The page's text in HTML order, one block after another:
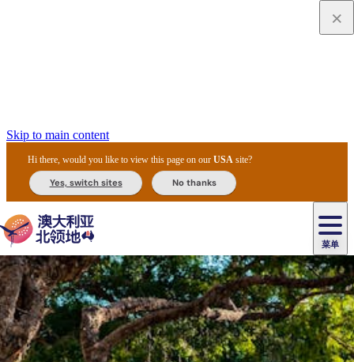
Skip to main content
Hi there, would you like to view this page on ourUSA site?
Yes, switch sites No thanks
菜单
主
导
达
尔
文
爱
丽
斯
泉
乌
鲁
鲁
卡
卡
杜
国
家
公
园
李
治
菲
特
国
家
公
瓦
塔
卡
国
家
公
提
东
阿
马
塔
尼
特
米
鲁
卡
鲁
卡
鲁
/
魔
茨
奥
里
查
/
住
民
文
化
体
验
美
食
攻
略
节
庆
与
活
动
户
外
和
探
险
自
然
和
野
生
动
植
历
史
和
遗
高
露
营
住
宿
导
游
陪
同
旅
程
租
车
和
交
通